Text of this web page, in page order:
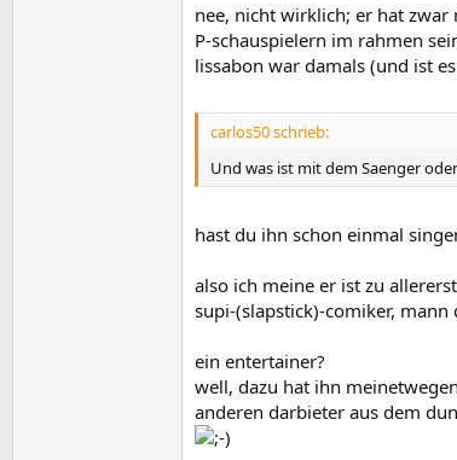
nee, nicht wirklich; er hat
P-schauspielern im rahmen
lissabon war damals (und ist
carlos50 schrieb:
Und was ist mit dem Saenger
hast du ihn schon einmal
also ich meine er ist zu
supi-(slapstick)-comiker,
ein entertainer?
well, dazu hat ihn
anderen darbieter aus dem